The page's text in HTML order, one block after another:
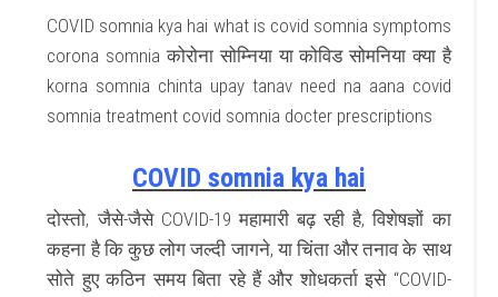
COVID somnia kya hai what is covid somnia symptoms
corona somnia कोरोना सोम्निया या कोविड सोमनिया क्या है
korna somnia chinta upay tanav need na aana covid
somnia treatment covid somnia docter prescriptions
COVID somnia kya hai
दोस्तो, जैसे-जैसे COVID-19 महामारी बढ़ रही है, विशेषज्ञों का
कहना है कि कुछ लोग जल्दी जागने, या चिंता और तनाव के साथ
सोते हुए कठिन समय बिता रहे हैं और शोधकर्ता इसे “COVID-